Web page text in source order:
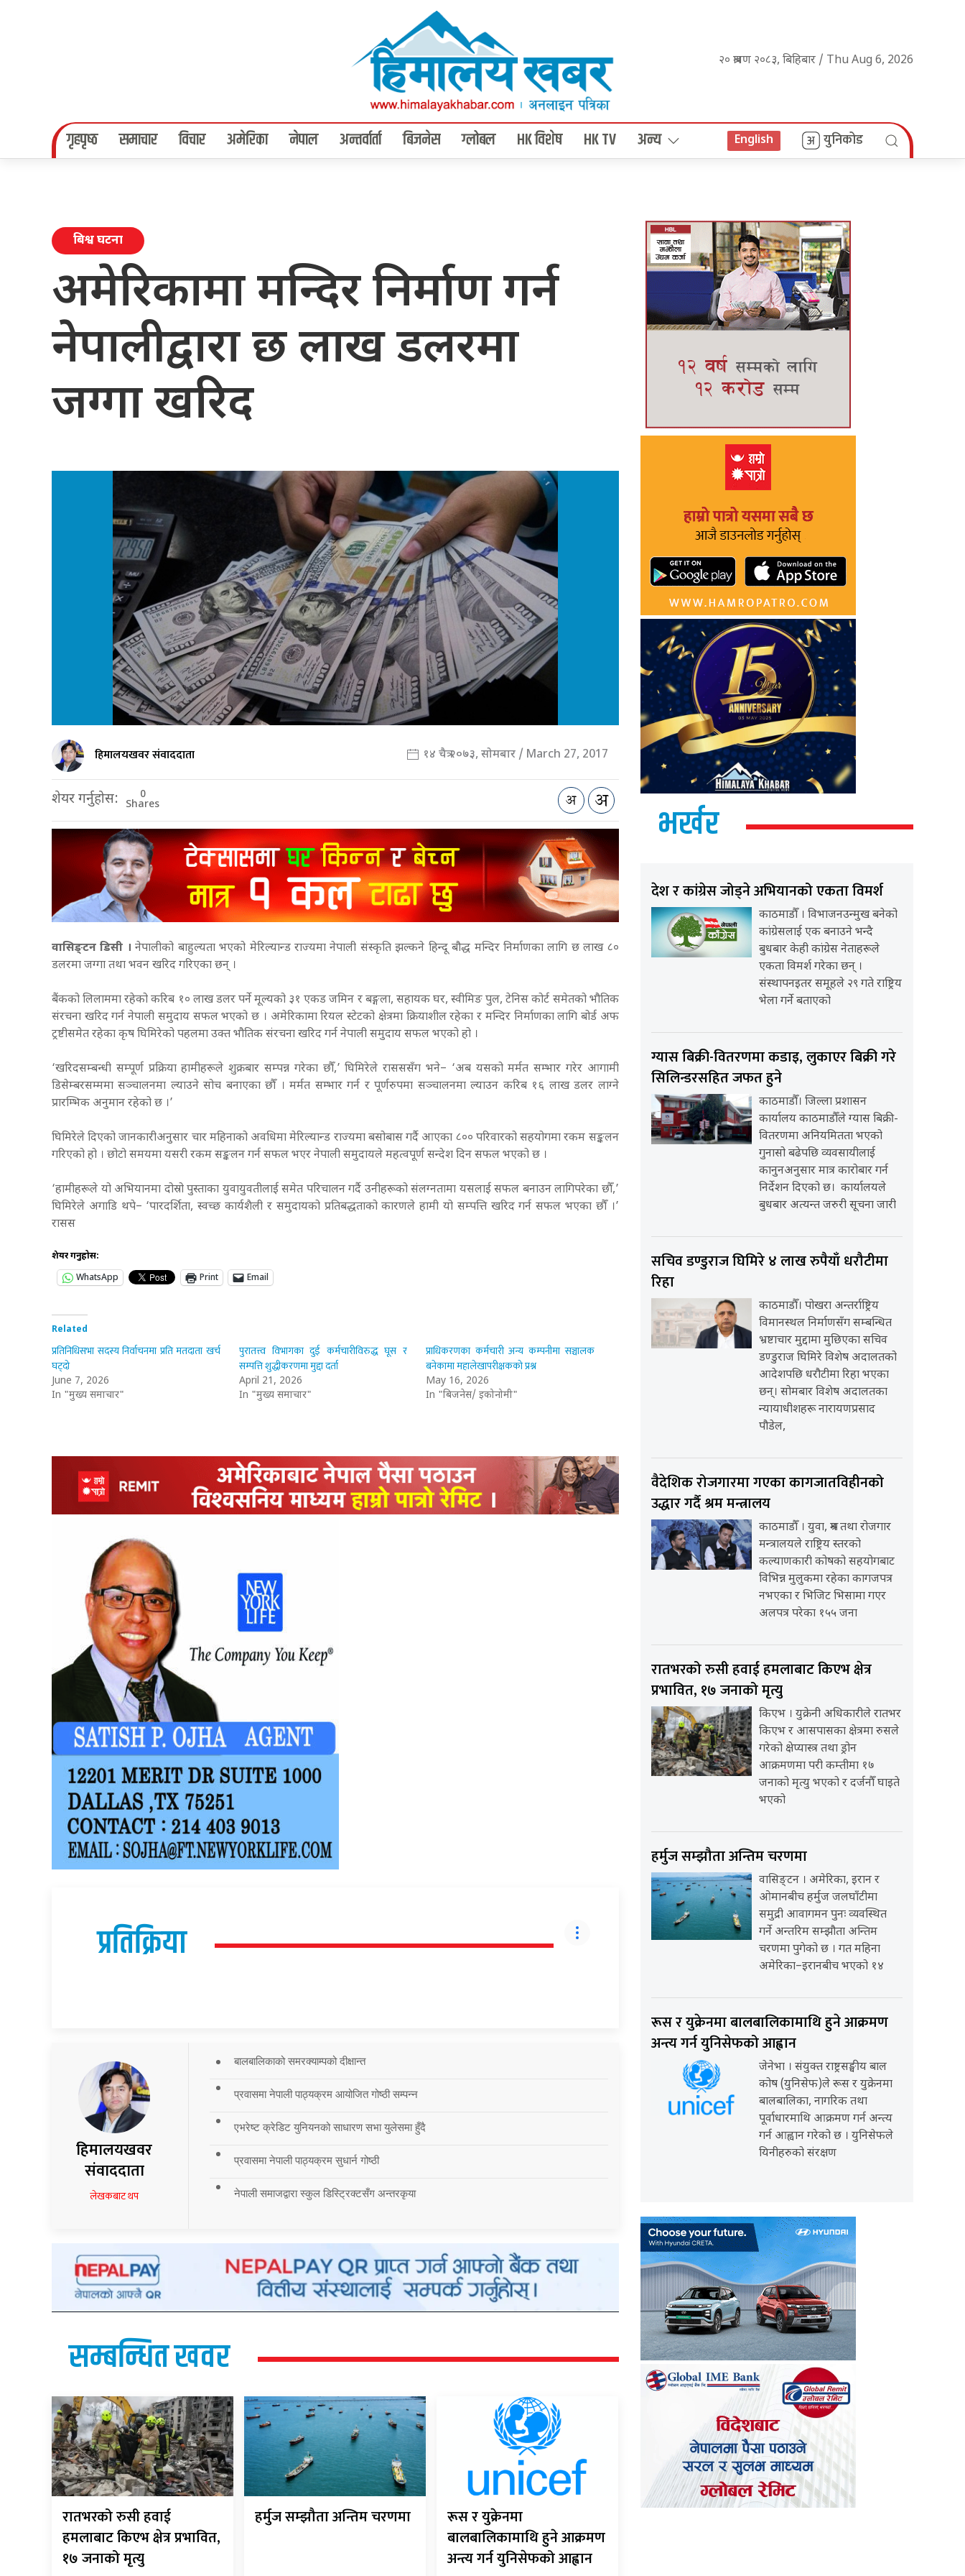
२० श्रावण २०८३, बिहिबार / Thu Aug 6, 2026
गृहपृष्‍ठ समाचार विचार अमेरिका नेपाल अन्तर्वार्ता बिजनेस ग्लोबल HK विशेष HK TV अन्य English युनिकोड
बिश्व घटना
अमेरिकामा मन्दिर निर्माण गर्न
नेपालीद्वारा छ लाख डलरमा
जग्गा खरिद
हिमालयखवर संवाददाता १४ चैत्र २०७३, सोमबार / March 27, 2017
शेयर गर्नुहोस: 0
Shares
वासिङ्टन डिसी ।नेपालीको बाहुल्यता भएको मेरिल्यान्ड राज्यमा नेपाली संस्कृति झल्कने हिन्दू बौद्ध मन्दिर निर्माणका लागि छ लाख ८०
डलरमा जग्गा तथा भवन खरिद गरिएका छन् ।
बैंकको लिलाममा रहेको करिब १० लाख डलर पर्ने मूल्यको ३१ एकड जमिन र बङ्गला, सहायक घर, स्वीमिङ पुल, टेनिस कोर्ट समेतको भौतिक
संरचना खरिद गर्न नेपाली समुदाय सफल भएको छ । अमेरिकामा रियल स्टेटको क्षेत्रमा क्रियाशील रहेका र मन्दिर निर्माणका लागि बोर्ड अफ
ट्रष्टीसमेत रहेका कृष घिमिरेको पहलमा उक्त भौतिक संरचना खरिद गर्न नेपाली समुदाय सफल भएको हो ।
‘खरिदसम्बन्धी सम्पूर्ण प्रक्रिया हामीहरूले शुक्रबार सम्पन्न गरेका छौँ,’ घिमिरेले रासससँग भने– ‘अब यसको मर्मत सम्भार गरेर आगामी
डिसेम्बरसम्ममा सञ्चालनमा ल्याउने सोच बनाएका छौँ । मर्मत सम्भार गर्न र पूर्णरुपमा सञ्चालनमा ल्याउन करिब १६ लाख डलर लाग्ने
प्रारम्भिक अनुमान रहेको छ ।’
घिमिरेले दिएको जानकारीअनुसार चार महिनाको अवधिमा मेरिल्यान्ड राज्यमा बसोबास गर्दै आएका ८०० परिवारको सहयोगमा रकम सङ्कलन
गरिएको हो । छोटो समयमा यसरी रकम सङ्कलन गर्न सफल भएर नेपाली समुदायले महत्वपूर्ण सन्देश दिन सफल भएको छ ।
‘हामीहरूले यो अभियानमा दोस्रो पुस्ताका युवायुवतीलाई समेत परिचालन गर्दै उनीहरूको संलग्नतामा यसलाई सफल बनाउन लागिपरेका छौँ,’
घिमिरेले अगाडि थपे– ‘पारदर्शिता, स्वच्छ कार्यशैली र समुदायको प्रतिबद्धताको कारणले हामी यो सम्पत्ति खरिद गर्न सफल भएका छौँ ।’
रासस
शेयर गर्नुहोस:
WhatsApp
Print Email
Related
प्रतिनिधिसभा सदस्य निर्वाचनमा प्रति मतदाता खर्च
घट्दो
June 7, 2026
In "मुख्य समाचार"
पुरातत्त्व विभागका दुई कर्मचारीविरुद्ध घूस र
सम्पत्ति शुद्धीकरणमा मुद्दा दर्ता
April 21, 2026
In "मुख्य समाचार"
प्राधिकरणका कर्मचारी अन्य कम्पनीमा सञ्चालक
बनेकामा महालेखापरीक्षकको प्रश्न
May 16, 2026
In "बिजनेस/ इकोनोमी"
प्रतिक्रिया
हिमालयखवर
संवाददाता
लेखकबाट थप
बालबालिकाको समरक्याम्पको दीक्षान्त
प्रवासमा नेपाली पाठ्यक्रम आयोजित गोष्ठी सम्पन्न
एभरेष्ट क्रेडिट युनियनको साधारण सभा युलेसमा हुँदै
प्रवासमा नेपाली पाठ्यक्रम सुधार्न गोष्ठी
नेपाली समाजद्वारा स्कुल डिस्ट्रिक्टसँग अन्तरकृया
सम्बन्धित खवर
रातभरको रुसी हवाई
हमलाबाट किएभ क्षेत्र प्रभावित,
१७ जनाको मृत्यु
हर्मुज सम्झौता अन्तिम चरणमा
रूस र युक्रेनमा
बालबालिकामाथि हुने आक्रमण
अन्त्य गर्न युनिसेफको आह्वान
भर्खर
देश र कांग्रेस जोड्ने अभियानको एकता विमर्श
काठमाडौँ । विभाजनउन्मुख बनेको
कांग्रेसलाई एक बनाउने भन्दै
बुधबार केही कांग्रेस नेताहरूले
एकता विमर्श गरेका छन् ।
संस्थापनइतर समूहले २९ गते राष्ट्रिय
भेला गर्ने बताएको
ग्यास बिक्री-वितरणमा कडाइ, लुकाएर बिक्री गरे
सिलिन्डरसहित जफत हुने
काठमाडौँ। जिल्ला प्रशासन
कार्यालय काठमाडौँले ग्यास बिक्री-
वितरणमा अनियमितता भएको
गुनासो बढेपछि व्यवसायीलाई
कानुनअनुसार मात्र कारोबार गर्न
निर्देशन दिएको छ। कार्यालयले
बुधबार अत्यन्त जरुरी सूचना जारी
सचिव डण्डुराज घिमिरे ४ लाख रुपैयाँ धरौटीमा
रिहा
काठमाडौँ। पोखरा अन्तर्राष्ट्रिय
विमानस्थल निर्माणसँग सम्बन्धित
भ्रष्टाचार मुद्दामा मुछिएका सचिव
डण्डुराज घिमिरे विशेष अदालतको
आदेशपछि धरौटीमा रिहा भएका
छन्। सोमबार विशेष अदालतका
न्यायाधीशहरू नारायणप्रसाद
पौडेल,
वैदेशिक रोजगारमा गएका कागजातविहीनको
उद्धार गर्दै श्रम मन्त्रालय
काठमाडौँ । युवा, श्रम तथा रोजगार
मन्त्रालयले राष्ट्रिय स्तरको
कल्याणकारी कोषको सहयोगबाट
विभिन्न मुलुकमा रहेका कागजपत्र
नभएका र भिजिट भिसामा गएर
अलपत्र परेका १५५ जना
रातभरको रुसी हवाई हमलाबाट किएभ क्षेत्र
प्रभावित, १७ जनाको मृत्यु
किएभ । युक्रेनी अधिकारीले रातभर
किएभ र आसपासका क्षेत्रमा रुसले
गरेको क्षेप्यास्त्र तथा ड्रोन
आक्रमणमा परी कम्तीमा १७
जनाको मृत्यु भएको र दर्जनौँ घाइते
भएको
हर्मुज सम्झौता अन्तिम चरणमा
वासिङ्टन । अमेरिका, इरान र
ओमानबीच हर्मुज जलघाँटीमा
समुद्री आवागमन पुनः व्यवस्थित
गर्ने अन्तरिम सम्झौता अन्तिम
चरणमा पुगेको छ । गत महिना
अमेरिका–इरानबीच भएको १४
रूस र युक्रेनमा बालबालिकामाथि हुने आक्रमण
अन्त्य गर्न युनिसेफको आह्वान
जेनेभा । संयुक्त राष्ट्रसङ्घीय बाल
कोष (युनिसेफ)ले रूस र युक्रेनमा
बालबालिका, नागरिक तथा
पूर्वाधारमाथि आक्रमण गर्न अन्त्य
गर्न आह्वान गरेको छ । युनिसेफले
यिनीहरुको संरक्षण